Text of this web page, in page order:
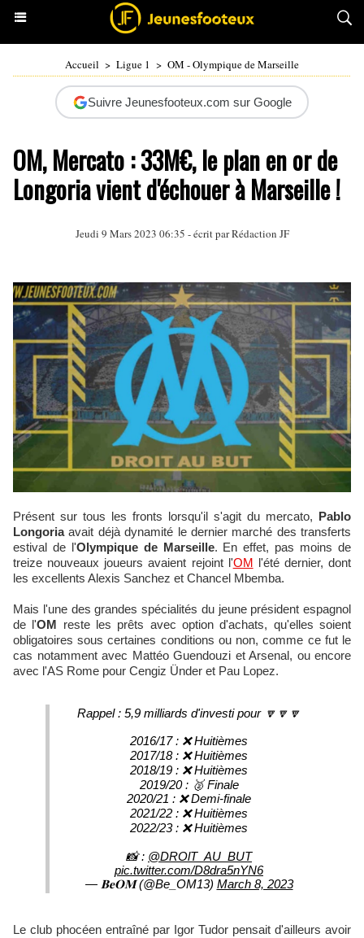
Accueil > Ligue 1 > OM - Olympique de Marseille
Suivre Jeunesfooteux.com sur Google
OM, Mercato : 33M€, le plan en or de
Longoria vient d'échouer à Marseille !
Jeudi 9 Mars 2023 06:35 - écrit par Rédaction JF
Présent sur tous les fronts lorsqu'il s'agit du mercato, Pablo
Longoriaavait déjà dynamité le dernier marché des transferts
estival de l'Olympique de Marseille. En effet, pas moins de
treize nouveaux joueurs avaient rejoint l'OM l'été dernier, dont
les excellents Alexis Sanchez et Chancel Mbemba.
Mais l'une des grandes spécialités du jeune président espagnol
de l'OM reste les prêts avec option d'achats, qu'elles soient
obligatoires sous certaines conditions ou non, comme ce fut le
cas notamment avec Mattéo Guendouzi et Arsenal, ou encore
avec l'AS Rome pour Cengiz Ünder et Pau Lopez.
Rappel : 5,9 milliards d'investi pour 🔽🔽🔽
2016/17 : ❌ Huitièmes
2017/18 : ❌ Huitièmes
2018/19 : ❌ Huitièmes
2019/20 : 🥈 Finale
2020/21 : ❌ Demi-finale
2021/22 : ❌ Huitièmes
2022/23 : ❌ Huitièmes
📸 : @DROlT_AU_BUT
pic.twitter.com/D8dra5nYN6
— 𝐁𝐞𝐎𝐌 (@Be_OM13) March 8, 2023
Le club phocéen entraîné par Igor Tudor pensait d'ailleurs avoir